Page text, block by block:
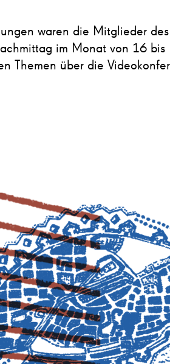
waren die Mitglieder des
im Monat von 16 bis
Themen über die